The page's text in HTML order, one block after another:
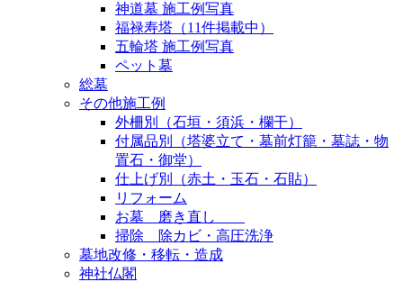
神道墓 施工例写真
福禄寿塔（11件掲載中）
五輪塔 施工例写真
ペット墓
総墓
その他施工例
外柵別（石垣・須浜・欄干）
付属品別（塔婆立て・墓前灯籠・墓誌・物
置石・御堂）
仕上げ別（赤土・玉石・石貼）
リフォーム
お墓 磨き直し
掃除 除カビ・高圧洗浄
墓地改修・移転・造成
神社仏閣